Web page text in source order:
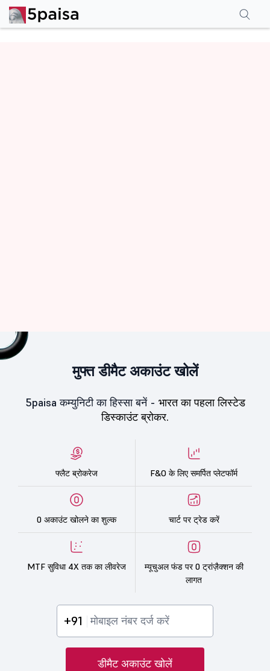
मुफ्त डीमैट अकाउंट खोलें
5paisa कम्युनिटी का हिस्सा बनें - भारत का पहला लिस्टेड
डिस्काउंट ब्रोकर.
फ्लैट ब्रोकरेज F&O के लिए समर्पित प्लेटफॉर्म
0 अकाउंट खोलने का शुल्क चार्ट पर ट्रेड करें
MTF सुविधा 4X तक का लीवरेज
म्यूचुअल फंड पर 0 ट्रांज़ैक्शन की
लागत
+91
डीमैट अकाउंट खोलें